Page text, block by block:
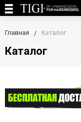
Главная Каталог
Каталог